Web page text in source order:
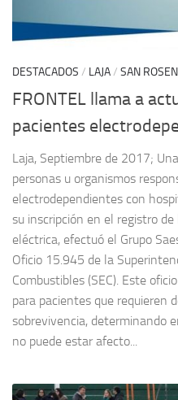
DESTACADOS / LAJA/ SAN
FRONTEL llama a
pacientes
Laja, Septiembre de 2017;
personas u organismos
electrodependientes con
su inscripción en el registro
eléctrica, efectuó el Grupo
Oficio 15.945 de la
Combustibles (SEC). Este
para pacientes que requieren
sobrevivencia, determinando
no puede estar afecto...